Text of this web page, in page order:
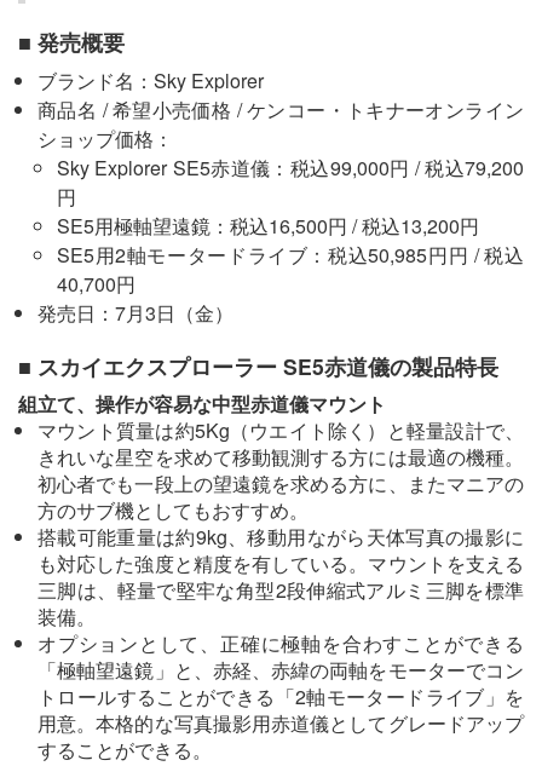
■ 発売概要
ブランド名：Sky Explorer
商品名 / 希望小売価格 / ケンコー・トキナーオンライン
ショップ価格：
Sky Explorer SE5赤道儀：税込99,000円 / 税込79,200
円
SE5用極軸望遠鏡：税込16,500円 / 税込13,200円
SE5用2軸モータードライブ：税込50,985円円 / 税込
40,700円
発売日：7月3日（金）
■ スカイエクスプローラー SE5赤道儀の製品特長
組立て、操作が容易な中型赤道儀マウント
マウント質量は約5Kg（ウエイト除く）と軽量設計で、
きれいな星空を求めて移動観測する方には最適の機種。
初心者でも一段上の望遠鏡を求める方に、またマニアの
方のサブ機としてもおすすめ。
搭載可能重量は約9kg、移動用ながら天体写真の撮影に
も対応した強度と精度を有している。マウントを支える
三脚は、軽量で堅牢な角型2段伸縮式アルミ三脚を標準
装備。
オプションとして、正確に極軸を合わすことができる
「極軸望遠鏡」と、赤経、赤緯の両軸をモーターでコン
トロールすることができる「2軸モータードライブ」を
用意。本格的な写真撮影用赤道儀としてグレードアップ
することができる。